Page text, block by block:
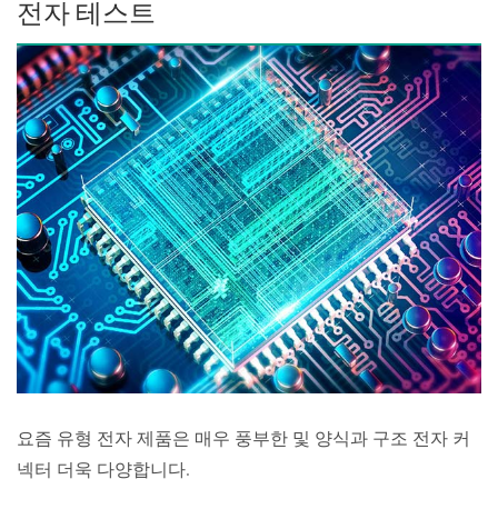
전자 테스트
요즘 유형 전자 제품은 매우 풍부한 및 양식과 구조 전자 커
넥터 더욱 다양합니다.